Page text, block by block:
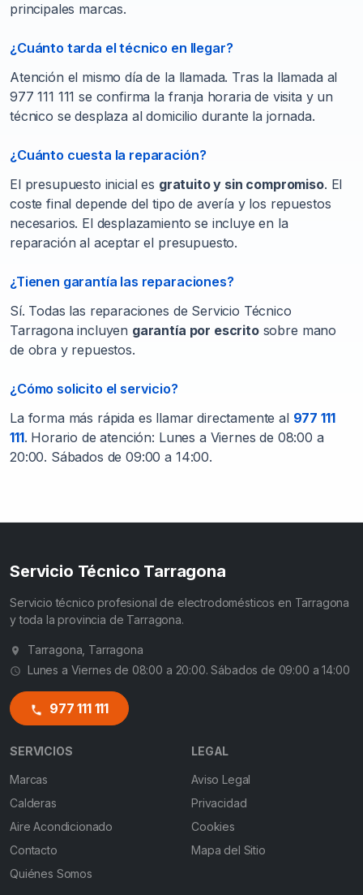
principales marcas.
¿Cuánto tarda el técnico en llegar?
Atención el mismo día de la llamada. Tras la llamada al
977 111 111 se confirma la franja horaria de visita y un
técnico se desplaza al domicilio durante la jornada.
¿Cuánto cuesta la reparación?
El presupuesto inicial es gratuito y sin compromiso. El
coste final depende del tipo de avería y los repuestos
necesarios. El desplazamiento se incluye en la
reparación al aceptar el presupuesto.
¿Tienen garantía las reparaciones?
Sí. Todas las reparaciones de Servicio Técnico
Tarragona incluyen garantía por escritosobre mano
de obra y repuestos.
¿Cómo solicito el servicio?
La forma más rápida es llamar directamente al 977 111
111. Horario de atención: Lunes a Viernes de 08:00 a
20:00. Sábados de 09:00 a 14:00.
Servicio Técnico Tarragona
Servicio técnico profesional de electrodomésticos en Tarragona
y toda la provincia de Tarragona.
Tarragona, Tarragona
Lunes a Viernes de 08:00 a 20:00. Sábados de 09:00 a 14:00
977 111 111
SERVICIOS
Marcas
Calderas
Aire Acondicionado
Contacto
Quiénes Somos
LEGAL
Aviso Legal
Privacidad
Cookies
Mapa del Sitio